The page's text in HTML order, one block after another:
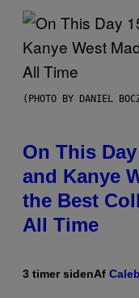
(PHOTO BY DANIEL
On This
and Kanye
the Best
All Time
3 timer sidenAf